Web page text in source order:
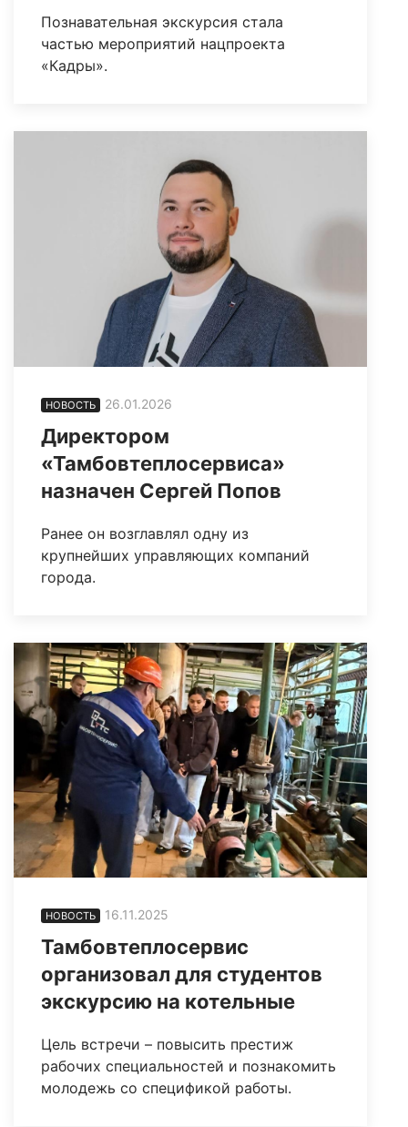
Познавательная экскурсия стала
частью мероприятий нацпроекта
«Кадры».
НОВОСТЬ 26.01.2026
Директором
«Тамбовтеплосервиса»
назначен Сергей Попов
Ранее он возглавлял одну из
крупнейших управляющих компаний
города.
НОВОСТЬ 16.11.2025
Тамбовтеплосервис
организовал для студентов
экскурсию на котельные
Цель встречи – повысить престиж
рабочих специальностей и познакомить
молодежь со спецификой работы.